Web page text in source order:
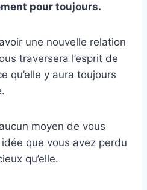
pour toujours.
une nouvelle relation
traversera l’esprit de
qu’elle y aura toujours
moyen de vous
que vous avez perdu
qu’elle.